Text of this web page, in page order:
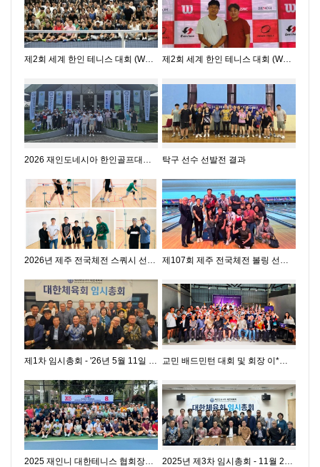
제2회 세계 한인 테니스 대회 (World Korean Tennis Tournament) … 제2회 세계 한인 테니스 대회 (World Korean Tennis Tournament)
2026 재인도네시아 한인골프대회 결과 탁구 선수 선발전 결과
2026년 제주 전국체전 스쿼시 선수 선발전 결과 제107회 제주 전국체전 볼링 선수선발전 결과
제1차 임시총회 - '26년 5월 11일 / 자카르타 한식당 예원 교민 배드민턴 대회 및 회장 이*취임식
2025 재인니 대한테니스 협회장배 동호인 테니스 대회(복식개인전) 2025년 제3차 임시총회 - 11월 23일(금)